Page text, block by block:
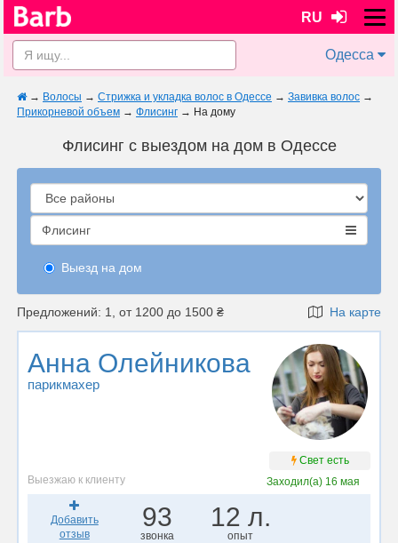
RU
Одесса
→ Волосы → Стрижка и укладка волос в Одессе → Завивка волос →
Прикорневой объем → Флисинг → На дому
Флисинг с выездом на дом в Одессе
Флисинг
Выезд на дом
Предложений: 1, от 1200 до 1500 ₴ На карте
Анна Олейникова
парикмахер
Свет есть
Выезжаю к клиенту
Заходил(а) 16 мая
Добавить
отзыв
93
звонка
12 л.
опыт